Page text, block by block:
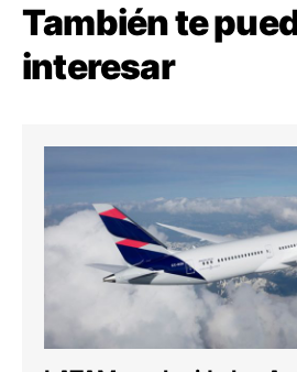
También te
interesar